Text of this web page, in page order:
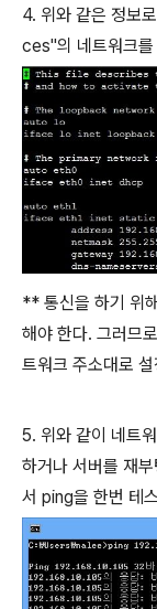
4. 위와 같은 정보
ces"의 네트워크를
** 통신을 하기 위
해야 한다. 그러므
트워크 주소대로
5. 위와 같이 네트
하거나 서버를 재
서 ping을 한번 테